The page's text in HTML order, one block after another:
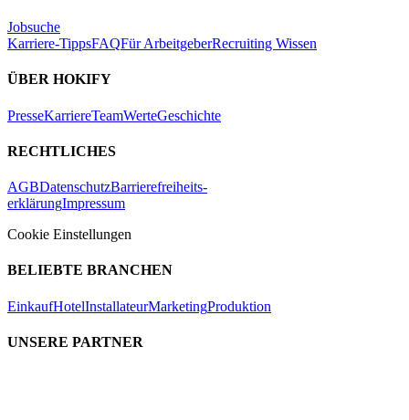
Jobsuche
Karriere-TippsFAQFür ArbeitgeberRecruiting Wissen
ÜBER HOKIFY
PresseKarriereTeamWerteGeschichte
RECHTLICHES
AGBDatenschutzBarrierefreiheits-
erklärungImpressum
Cookie Einstellungen
BELIEBTE BRANCHEN
EinkaufHotelInstallateurMarketingProduktion
UNSERE PARTNER